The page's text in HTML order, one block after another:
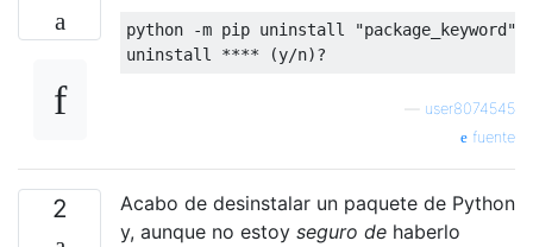
python -m pip uninstall
"package_keyword"
uninstall **** (y/n)?
user8074545
fuente
2
Acabo de desinstalar un paquete de Python
y, aunque no estoy seguro de haberlo